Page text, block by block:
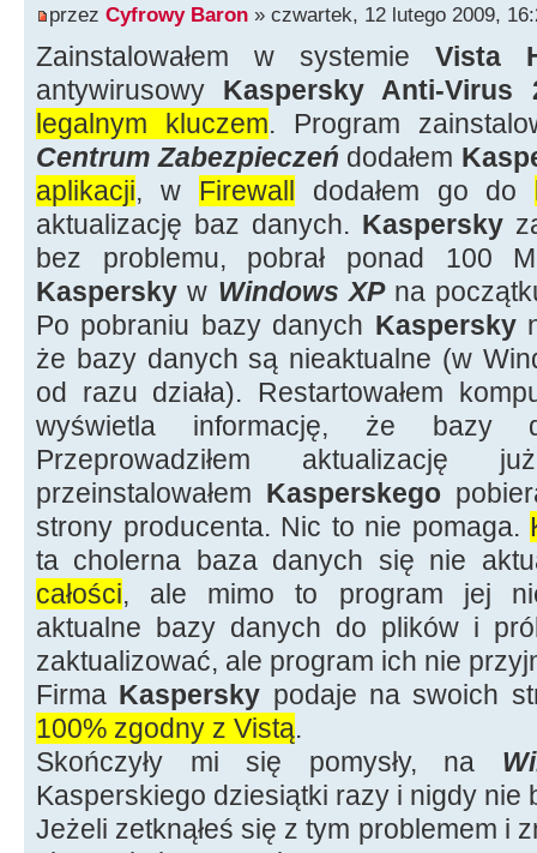
przez Cyfrowy Baron » czwartek, 12 lutego 2009,
Zainstalowałem w systemieVista
antywirusowy Kaspersky Anti-Virus
legalnym kluczem. Program
Centrum Zabezpieczeń dodałem
aplikacji, w Firewall dodałem go do
aktualizację baz danych. Kaspersky
bez problemu, pobrał ponad 100
Kaspersky w Windows XPna
Po pobraniu bazy danych Kaspersky
że bazy danych są nieaktualne (w
od razu działa). Restartowałem
wyświetla informację, że bazy
Przeprowadziłem aktualizację
przeinstalowałem Kasperskego
strony producenta. Nic to nie pomaga.
ta cholerna baza danych się nie
całości, ale mimo to program jej nie
aktualne bazy danych do plików i
zaktualizować, ale program ich nie
Firma Kaspersky podaje na swoich
100% zgodny z Vistą.
Skończyły mi się pomysły, na
Kasperskiego dziesiątki razy i nigdy nie
Jeżeli zetknąłeś się z tym problemem i